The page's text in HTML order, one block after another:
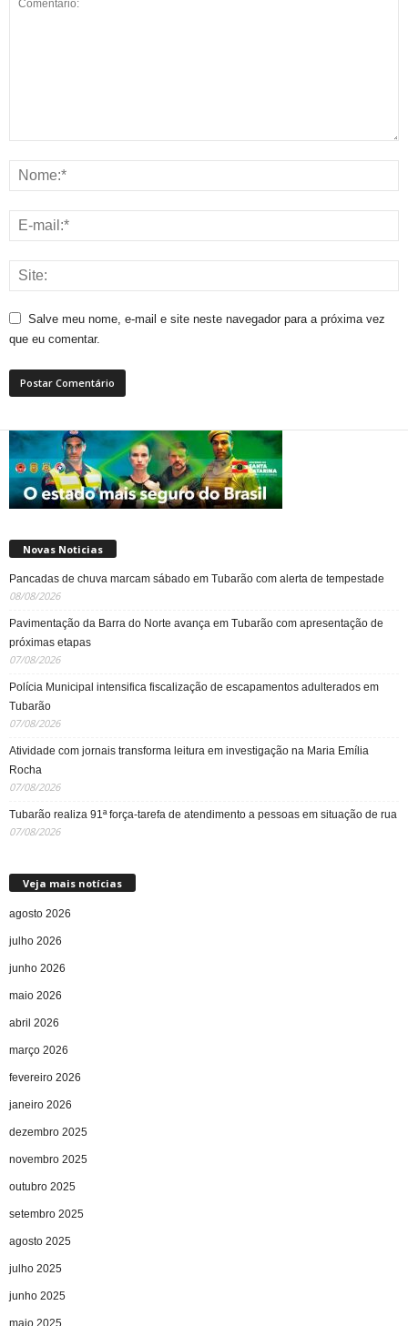
Salve meu nome, e-mail e site neste navegador para a próxima vez
que eu comentar.
Novas Noticias
Pancadas de chuva marcam sábado em Tubarão com alerta de tempestade
08/08/2026
Pavimentação da Barra do Norte avança em Tubarão com apresentação de
próximas etapas
07/08/2026
Polícia Municipal intensifica fiscalização de escapamentos adulterados em
Tubarão
07/08/2026
Atividade com jornais transforma leitura em investigação na Maria Emília
Rocha
07/08/2026
Tubarão realiza 91ª força-tarefa de atendimento a pessoas em situação de rua
07/08/2026
Veja mais notícias
agosto 2026
julho 2026
junho 2026
maio 2026
abril 2026
março 2026
fevereiro 2026
janeiro 2026
dezembro 2025
novembro 2025
outubro 2025
setembro 2025
agosto 2025
julho 2025
junho 2025